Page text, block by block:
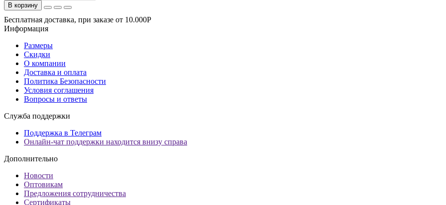
В корзину
Бесплатная доставка, при заказе от 10.000Р
Информация
Размеры
Скидки
О компании
Доставка и оплата
Политика Безопасности
Условия соглашения
Вопросы и ответы
Служба поддержки
Поддержка в Телеграм
Онлайн-чат поддержки находится внизу справа
Дополнительно
Новости
Оптовикам
Предложения сотрудничества
Сертификаты